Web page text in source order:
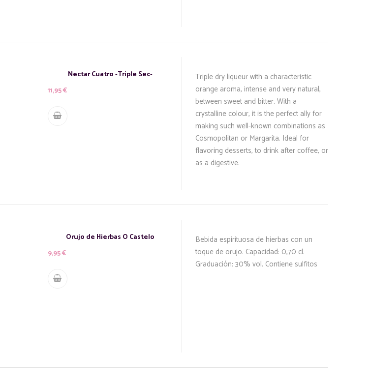
Nectar Cuatro -Triple Sec-
11,95€
Triple dry liqueur with a characteristic
orange aroma, intense and very natural,
between sweet and bitter. With a
crystalline colour, it is the perfect ally for
making such well-known combinations as
Cosmopolitan or Margarita. Ideal for
flavoring desserts, to drink after coffee, or
as a digestive.
Orujo de Hierbas O Castelo
9,95€
Bebida espirituosa de hierbas con un
toque de orujo. Capacidad: 0,70 cl.
Graduación: 30% vol. Contiene sulfitos